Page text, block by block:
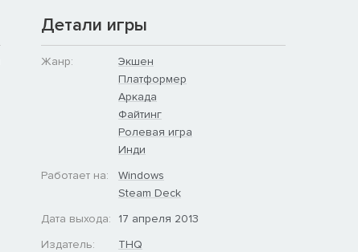
Детали игры
Жанр:
Экшен
Платформер
Аркада
Файтинг
Ролевая игра
Инди
Работает на:
Windows
Steam Deck
Дата выхода:
17 апреля 2013
Издатель:
THQ